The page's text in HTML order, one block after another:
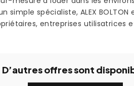
simple spécialiste, ALEX
entreprises utilisatrices
D’autres offres sont